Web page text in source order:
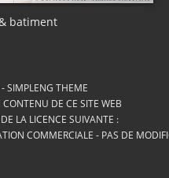
batiment
-SIMPLENG THEME
DE CE SITE WEB
LA LICENCE SUIVANTE :
COMMERCIALE - PAS DE